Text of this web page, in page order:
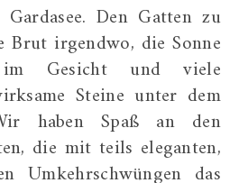
Brut irgendwo, die Sonne
im Gesicht und viele
Steine unter dem
haben Spaß an den
die mit teils eleganten,
Umkehrschwüngen das